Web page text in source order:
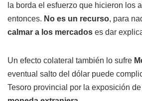
la borda el esfuerzo que hicieron los
entonces. No es un recurso, para
calmar a los mercados es dar
Un efecto colateral también lo sufre
eventual salto del dólar puede
Tesoro provincial por la exposición